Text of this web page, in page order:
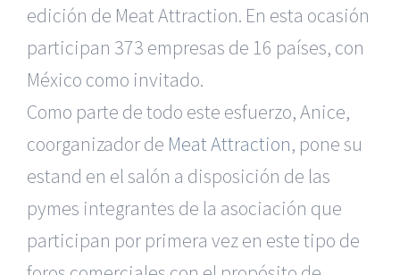
edición de Meat Attraction. En esta ocasión
participan 373 empresas de 16 países, con
México como invitado.
Como parte de todo este esfuerzo, Anice,
coorganizador de Meat Attraction, pone su
estand en el salón a disposición de las
pymes integrantes de la asociación que
participan por primera vez en este tipo de